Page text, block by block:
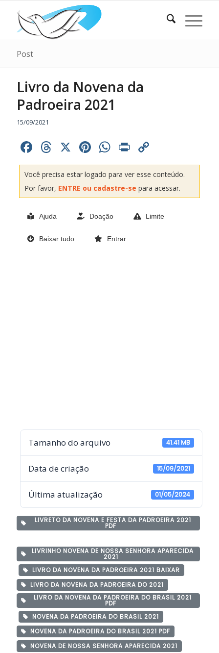
Post
Livro da Novena da
Padroeira 2021
15/09/2021
Facebook
Threads
X Pinterest
WhatsApp
Print
Link
Você precisa estar logado para ver esse conteúdo.
Por favor, ENTRE ou cadastre-se para acessar.
Ajuda Doação Limite
Baixar tudo Entrar
Tamanho do arquivo 41.41 MB
Data de criação 15/09/2021
Última atualização 01/05/2024
LIVRETO DA NOVENA E FESTA DA PADROEIRA 2021
PDF
LIVRINHO NOVENA DE NOSSA SENHORA APARECIDA
2021
LIVRO DA NOVENA DA PADROEIRA 2021 BAIXAR
LIVRO DA NOVENA DA PADROEIRA DO 2021
LIVRO DA NOVENA DA PADROEIRA DO BRASIL 2021
PDF
NOVENA DA PADROEIRA DO BRASIL 2021
NOVENA DA PADROEIRA DO BRASIL 2021 PDF
NOVENA DE NOSSA SENHORA APARECIDA 2021